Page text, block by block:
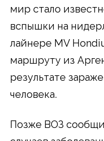
мир стало
вспышки на
лайнере MV
маршруту из
результате
человека.
Позже ВОЗ